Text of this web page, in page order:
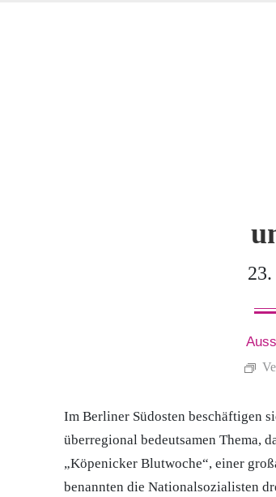
Im Berliner Südosten beschäftigen
überregional bedeutsamen Thema,
„Köpenicker Blutwoche“, einer
benannten die Nationalsozialisten